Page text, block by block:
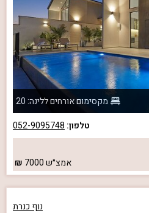
מקסימום אורחים ללינה: 20
טלפון: 052-9095748
אמצ״ש7000
נוף כנרת